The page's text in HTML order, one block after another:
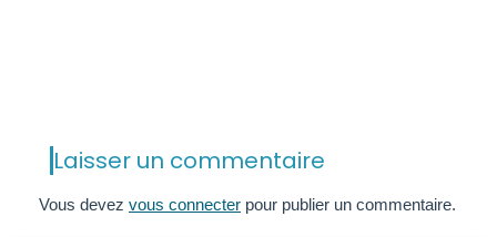
Laisser un commentaire
Vous devez vous connecter pour publier un commentaire.